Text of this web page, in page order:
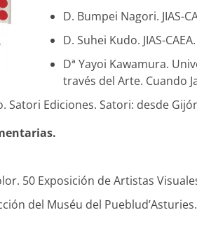
D. Bumpei Nagori. JIAS-
D. Suhei Kudo. JIAS-
Dª Yayoi Kawamura.
través del Arte. Cuando
Satori Ediciones. Satori: desde
50 Exposición de Artistas
del Muséu del